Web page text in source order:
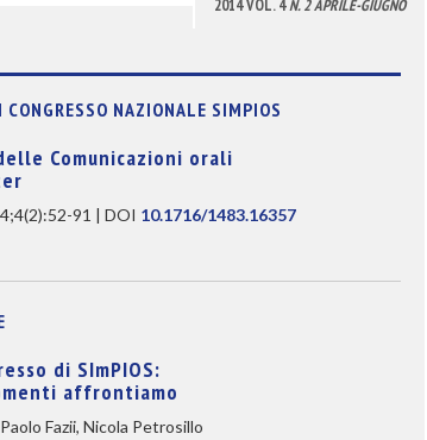
2014 VOL. 4N. 2 APRILE-GIUGNO
NAZIONALE SIMPIOS
Comunicazioni orali
91 | DOI 10.1716/1483.16357
di SImPIOS:
affrontiamo
Fazii, Nicola Petrosillo